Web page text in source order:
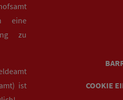
eine
zu
ist
COOKIE